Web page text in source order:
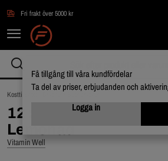
Fri frakt över 5000 kr
Få tillgång till våra kundfördelar
Ta del av priser, erbjudanden och
Logga in
Kosttillskott / Drycker / Sportdrycker
12 x Vitamin Well,
Lemonad
Vitamin Well